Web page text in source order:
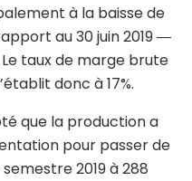
à la baisse de
au 30 juin 2019 ―
taux de marge brute
donc à 17%.
que la production a
pour passer de
2019 à 288